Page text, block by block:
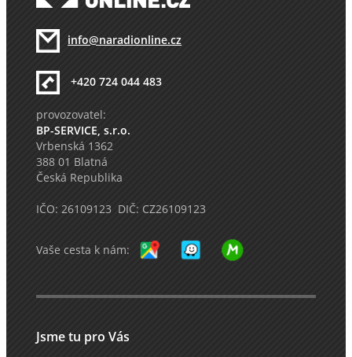
info@naradionline.cz
+420 724 044 483
provozovatel:
BP-SERVICE, s.r.o.
Vrbenská 1362
388 01 Blatná
Česká Republika
IČO: 26109123 DIČ: CZ26109123
Vaše cesta k nám:
Jsme tu pro Vás